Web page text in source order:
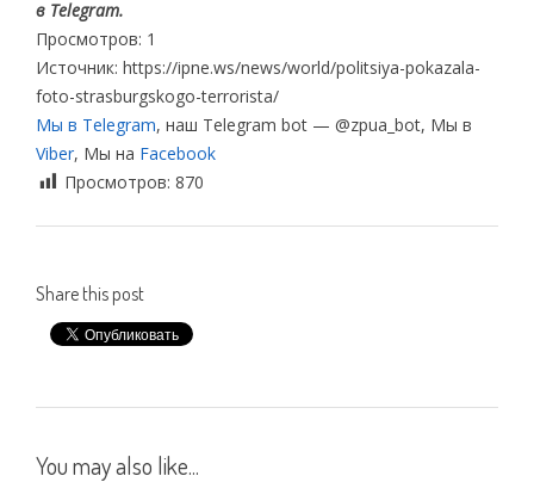
в Telegram.
Просмотров: 1
Источник: https://ipne.ws/news/world/politsiya-pokazala-
foto-strasburgskogo-terrorista/
Мы в Telegram, наш Telegram bot — @zpua_bot, Мы в
Viber, Мы на Facebook
Просмотров: 870
Share this post
You may also like...